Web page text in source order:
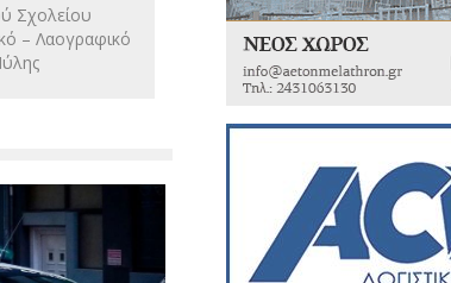
Σχολείου
– Λαογραφικό